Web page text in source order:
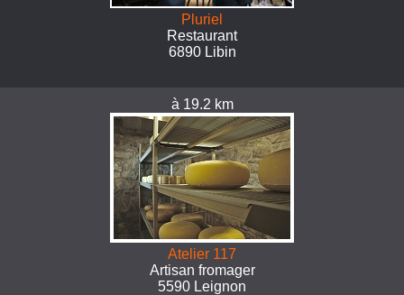
Pluriel
Restaurant
6890 Libin
à 19.2 km
Atelier 117
Artisan fromager
5590 Leignon